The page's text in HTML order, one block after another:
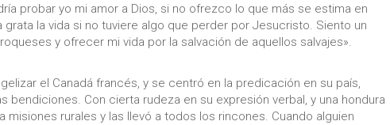
probar yo mi amor a Dios, si no ofrezco lo que más se estima en
grata la vida si no tuviere algo que perder por Jesucristo. Siento un
y ofrecer mi vida por la salvación de aquellos salvajes».
el Canadá francés, y se centró en la predicación en su país,
bendiciones. Con cierta rudeza en su expresión verbal, y una hondura
rurales y las llevó a todos los rincones. Cuando alguien